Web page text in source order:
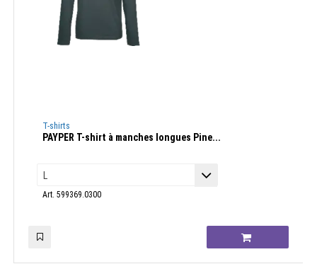
T-shirts
PAYPER T-shirt à manches longues Pine...
Art. 599369.0300